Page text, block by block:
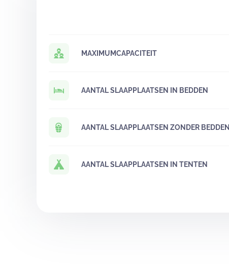
MAXIMUMCAPACITEIT
AANTAL SLAAPPLAATSEN IN BEDDEN
AANTAL SLAAPPLAATSEN ZONDER BEDDEN
AANTAL SLAAPPLAATSEN IN TENTEN